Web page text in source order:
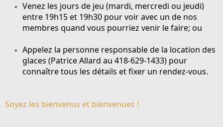
Venez les jours de jeu (mardi, mercredi ou jeudi)
entre 19h15 et 19h30 pour voir avec un de nos
membres quand vous pourriez venir le faire; ou
Appelez la personne responsable de la location des
glaces (Patrice Allard au 418-629-1433) pour
connaître tous les détails et fixer un rendez-vous.
Soyez les bienvenus et bienvenues !